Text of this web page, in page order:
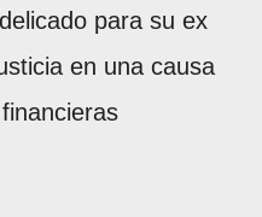
para su ex
en una causa